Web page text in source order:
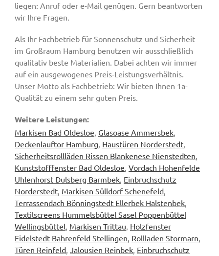
liegen: Anruf oder e-Mail genügen. Gern beantworten
wir Ihre Fragen.
Als Ihr Fachbetrieb für Sonnenschutz und Sicherheit
im Großraum Hamburg benutzen wir ausschließlich
qualitativ beste Materialien. Dabei achten wir immer
auf ein ausgewogenes Preis-Leistungsverhältnis.
Unser Motto als Fachbetrieb: Wir bieten Ihnen 1a-
Qualität zu einem sehr guten Preis.
Weitere Leistungen:
Markisen Bad Oldesloe, Glasoase Ammersbek,
Deckenlauftor Hamburg, Haustüren Norderstedt,
Sicherheitsrollläden Rissen Blankenese Nienstedten,
Kunststofffenster Bad Oldesloe, Vordach Hohenfelde
Uhlenhorst Dulsberg Barmbek, Einbruchschutz
Norderstedt, Markisen Sülldorf Schenefeld,
Terrassendach Bönningstedt Ellerbek Halstenbek,
Textilscreens Hummelsbüttel Sasel Poppenbüttel
Wellingsbüttel, Markisen Trittau, Holzfenster
Eidelstedt Bahrenfeld Stellingen, Rollladen Stormarn,
Türen Reinfeld, Jalousien Reinbek, Einbruchschutz